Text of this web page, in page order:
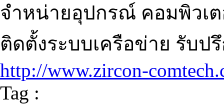
จำหน่ายอุปกรณ์ คอมพิวเ
ติดตั้งระบบเครือข่าย รับป
http://www.zircon-
Tag :